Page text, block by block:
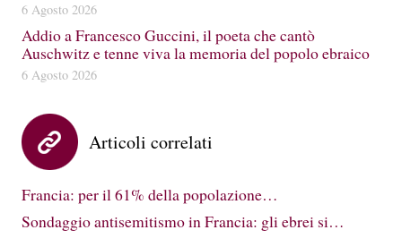
6 Agosto 2026
Addio a Francesco Guccini, il poeta che cantò
Auschwitz e tenne viva la memoria del popolo ebraico
6 Agosto 2026
Articoli correlati
Francia: per il 61% della popolazione…
Sondaggio antisemitismo in Francia: gli ebrei si…